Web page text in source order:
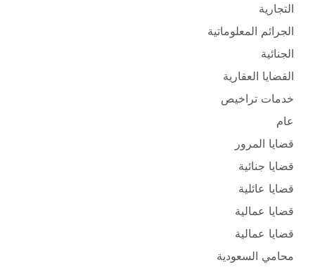
التجارية
الجرائم المعلوماتية
الجنائية
القضايا العقارية
خدمات تراخيص
عام
قضايا المرور
قضايا جنائية
قضايا عائلية
قضايا عمالية
قضايا عمالية
محامي السعودية